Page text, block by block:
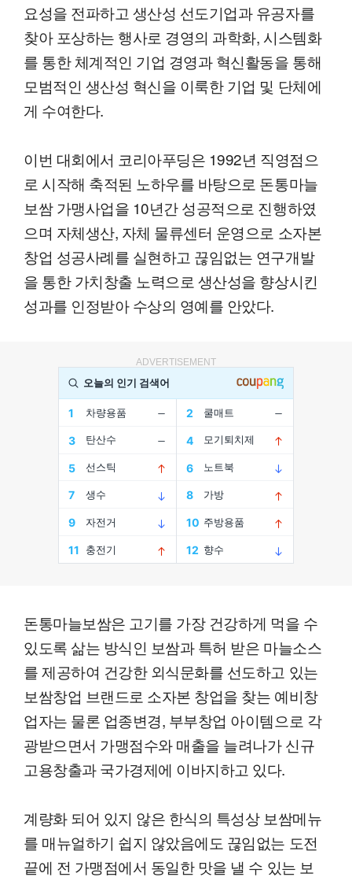
요성을 전파하고 생산성 선도기업과 유공자를
찾아 포상하는 행사로 경영의 과학화, 시스템화
를 통한 체계적인 기업 경영과 혁신활동을 통해
모범적인 생산성 혁신을 이룩한 기업 및 단체에
게 수여한다.
이번 대회에서 코리아푸딩은 1992년 직영점으
로 시작해 축적된 노하우를 바탕으로 돈통마늘
보쌈 가맹사업을 10년간 성공적으로 진행하였
으며 자체생산, 자체 물류센터 운영으로 소자본
창업 성공사례를 실현하고 끊임없는 연구개발
을 통한 가치창출 노력으로 생산성을 향상시킨
성과를 인정받아 수상의 영예를 안았다.
ADVERTISEMENT
돈통마늘보쌈은 고기를 가장 건강하게 먹을 수
있도록 삶는 방식인 보쌈과 특허 받은 마늘소스
를 제공하여 건강한 외식문화를 선도하고 있는
보쌈창업 브랜드로 소자본 창업을 찾는 예비창
업자는 물론 업종변경, 부부창업 아이템으로 각
광받으면서 가맹점수와 매출을 늘려나가 신규
고용창출과 국가경제에 이바지하고 있다.
계량화 되어 있지 않은 한식의 특성상 보쌈메뉴
를 매뉴얼하기 쉽지 않았음에도 끊임없는 도전
끝에 전 가맹점에서 동일한 맛을 낼 수 있는 보